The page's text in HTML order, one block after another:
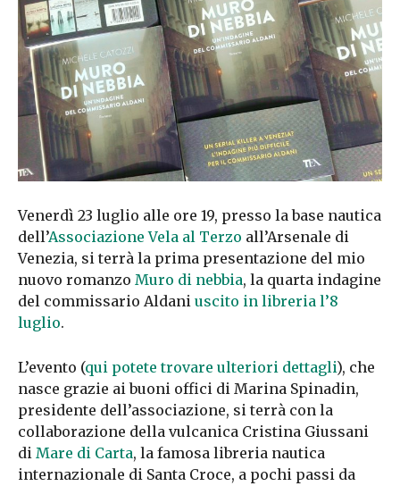
Venerdì 23 luglio alle ore 19, presso la base nautica
dell’Associazione Vela al Terzo all’Arsenale di
Venezia, si terrà la prima presentazione del mio
nuovo romanzo Muro di nebbia, la quarta indagine
del commissario Aldani uscito in libreria l’8
luglio.
L’evento (qui potete trovare ulteriori dettagli), che
nasce grazie ai buoni offici di Marina Spinadin,
presidente dell’associazione, si terrà con la
collaborazione della vulcanica Cristina Giussani
di Mare di Carta, la famosa libreria nautica
internazionale di Santa Croce, a pochi passi da